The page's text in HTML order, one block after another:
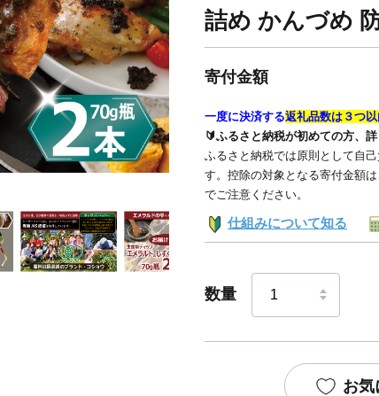
詰め かんづめ
寄付金額
一度に決済する返礼品数は３つ
🔰ふるさと納税が初めての方、
ふるさと納税では原則として自
す。控除の対象となる寄付金額
でご注意ください。
仕組みについて知る
数量
お気